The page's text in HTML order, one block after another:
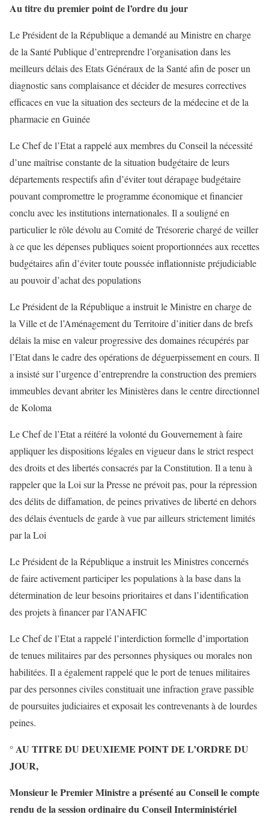
Au titre du premier point de l’ordre du jour
Le Président de la République a demandé au Ministre en charge
de la Santé Publique d’entreprendre l’organisation dans les
meilleurs délais des Etats Généraux de la Santé afin de poser un
diagnostic sans complaisance et décider de mesures correctives
efficaces en vue la situation des secteurs de la médecine et de la
pharmacie en Guinée
Le Chef de l’Etat a rappelé aux membres du Conseil la nécessité
d’une maîtrise constante de la situation budgétaire de leurs
départements respectifs afin d’éviter tout dérapage budgétaire
pouvant compromettre le programme économique et financier
conclu avec les institutions internationales. Il a souligné en
particulier le rôle dévolu au Comité de Trésorerie chargé de veiller
à ce que les dépenses publiques soient proportionnées aux recettes
budgétaires afin d’éviter toute poussée inflationniste préjudiciable
au pouvoir d’achat des populations
Le Président de la République a instruit le Ministre en charge de
la Ville et de l’Aménagement du Territoire d’initier dans de brefs
délais la mise en valeur progressive des domaines récupérés par
l’Etat dans le cadre des opérations de déguerpissement en cours. Il
a insisté sur l’urgence d’entreprendre la construction des premiers
immeubles devant abriter les Ministères dans le centre directionnel
de Koloma
Le Chef de l’Etat a réitéré la volonté du Gouvernement à faire
appliquer les dispositions légales en vigueur dans le strict respect
des droits et des libertés consacrés par la Constitution. Il a tenu à
rappeler que la Loi sur la Presse ne prévoit pas, pour la répression
des délits de diffamation, de peines privatives de liberté en dehors
des délais éventuels de garde à vue par ailleurs strictement limités
par la Loi
Le Président de la République a instruit les Ministres concernés
de faire activement participer les populations à la base dans la
détermination de leur besoins prioritaires et dans l’identification
des projets à financer par l’ANAFIC
Le Chef de l’Etat a rappelé l’interdiction formelle d’importation
de tenues militaires par des personnes physiques ou morales non
habilitées. Il a également rappelé que le port de tenues militaires
par des personnes civiles constituait une infraction grave passible
de poursuites judiciaires et exposait les contrevenants à de lourdes
peines.
° AU TITRE DU DEUXIEME POINT DE L’ORDRE DU
JOUR,
Monsieur le Premier Ministre a présenté au Conseil le compte
rendu de la session ordinaire du Conseil Interministériel